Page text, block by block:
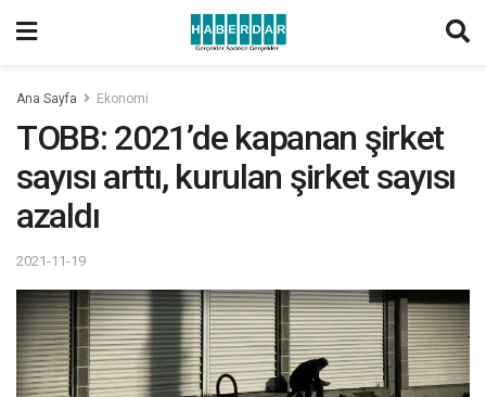
Ana Sayfa Ekonomi
TOBB: 2021’de kapanan şirket
sayısı arttı, kurulan şirket sayısı
azaldı
2021-11-19